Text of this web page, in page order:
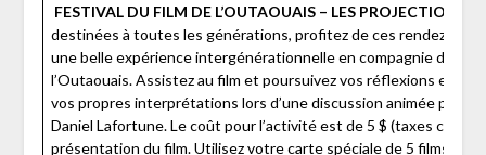
FESTIVAL DU FILM DE L’OUTAOUAIS – LES PROJECTIONS
destinées à toutes les générations, profitez de ces rendez-
une belle expérience intergénérationnelle en compagnie des
l’Outaouais. Assistez au film et poursuivez vos réflexions et
vos propres interprétations lors d’une discussion animée par le
Daniel Lafortune. Le coût pour l’activité est de 5 $ (taxes
présentation du film. Utilisez votre carte spéciale de 5 films à